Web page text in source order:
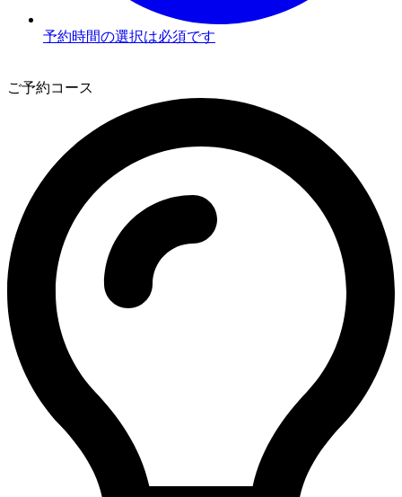
予約時間の選択は必須です
ご予約コース